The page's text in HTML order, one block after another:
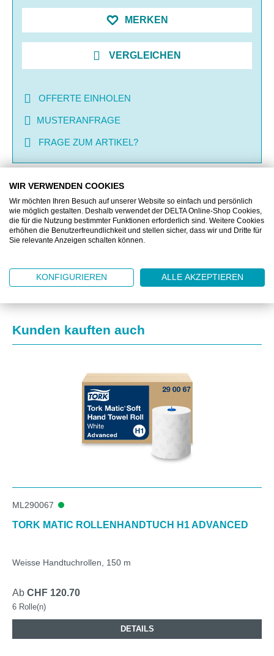
MERKEN
VERGLEICHEN
OFFERTE EINHOLEN
MUSTERANFRAGE
FRAGE ZUM ARTIKEL?
BESCHREIBUNG
ZUSATZINFORMATIONEN
Produktgalerie überspringen
Kunden kauften auch
ML290067
TORK MATIC ROLLENHANDTUCH H1 ADVANCED
Weisse Handtuchrollen, 150 m
Ab CHF 120.70
6 Rolle(n)
DETAILS
WIR VERWENDEN COOKIES
Wir möchten Ihren Besuch auf unserer Website so einfach und persönlich
wie möglich gestalten. Deshalb verwendet der DELTA Online-Shop Cookies,
die für die Nutzung bestimmter Funktionen erforderlich sind. Weitere Cookies
erhöhen die Benutzerfreundlichkeit und stellen sicher, dass wir und Dritte für
Sie relevante Anzeigen schalten können.
KONFIGURIEREN ALLE AKZEPTIEREN